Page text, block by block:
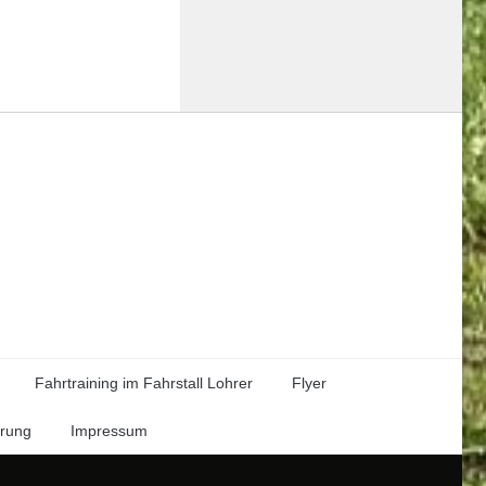
Fahrtraining im Fahrstall Lohrer Flyer
Impressum